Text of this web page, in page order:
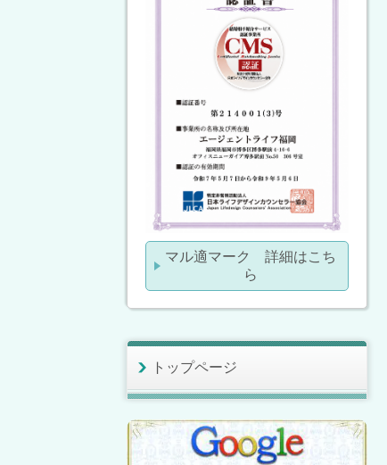
マル適マーク 詳細はこち
ら
トップページ